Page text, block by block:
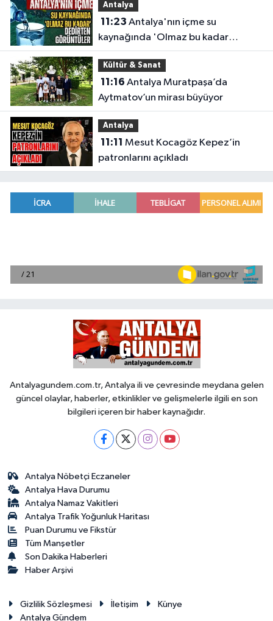
Antalya
11:23
kaynağında 'Olmaz bu kadar
'dedirten görüntüler
Kültür & Sanat
11:16
Aytmatov’un mirası büyüyor
Antalya
11:11
patronlarını açıkladı
Antalyagundem.com.tr, Antalya ili ve çevresinde meydana gelen
güncel olaylar, haberler, etkinlikler ve gelişmelerle ilgili en son
bilgileri içeren bir haber kaynağıdır.
Antalya Nöbetçi Eczaneler
Antalya Hava Durumu
Antalya Namaz Vakitleri
Antalya Trafik Yoğunluk Haritası
Puan Durumu ve Fikstür
Tüm Manşetler
Son Dakika Haberleri
Haber Arşivi
Gizlilik Sözleşmesi İletişim
Künye
Antalya Gündem